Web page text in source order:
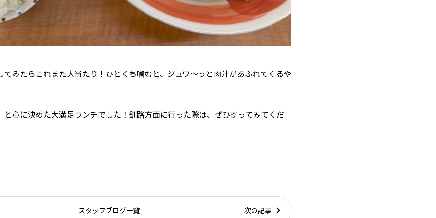
てみたらこれまた大当たり！ひとくち噛むと、ジュワ〜っと肉汁があふれてくるや
と心に決めた大満足ランチでした！釧路方面に行った際は、ぜひ寄ってみてくだ
スタッフブログ一覧 次の記事